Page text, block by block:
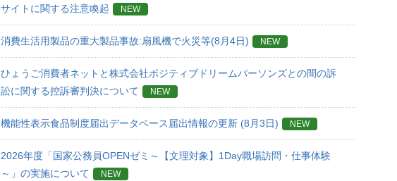
サイトに関する注意喚起
NEW
消費生活用製品の重大製品事故:扇風機で火災等(8月4日) NEW
ひょうご消費者ネットと株式会社ポジティブドリームパーソンズとの間の訴
訟に関する控訴審判決について
NEW
機能性表示食品制度届出データベース届出情報の更新 (8月3日) NEW
2026年度「国家公務員OPENゼミ～【文理対象】1Day職場訪問・仕事体験
～」の実施について
NEW